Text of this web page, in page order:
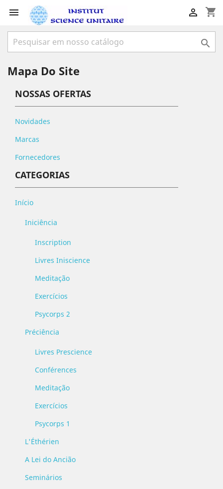
 shopping_cart


Mapa Do Site
NOSSAS OFERTAS
Novidades
Marcas
Fornecedores
CATEGORIAS
Início
Iniciência
Inscription
Livres Iniscience
Meditação
Exercícios
Psycorps 2
Préciência
Livres Prescience
Conférences
Meditação
Exercícios
Psycorps 1
L'Éthérien
A Lei do Ancião
Seminários